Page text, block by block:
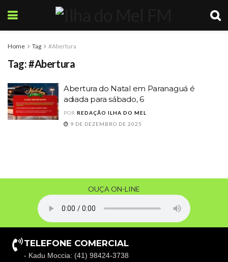
Home Tag #Abertura
Tag:#Abertura
Abertura do Natal em Paranaguá é
adiada para sábado, 6
POR REDAÇÃO ILHA DO MEL
9 DE DEZEMBRO DE 2025
OUÇA ON-LINE
TELEFONE COMERCIAL
- Kadu Moccia: (41) 98424-3738